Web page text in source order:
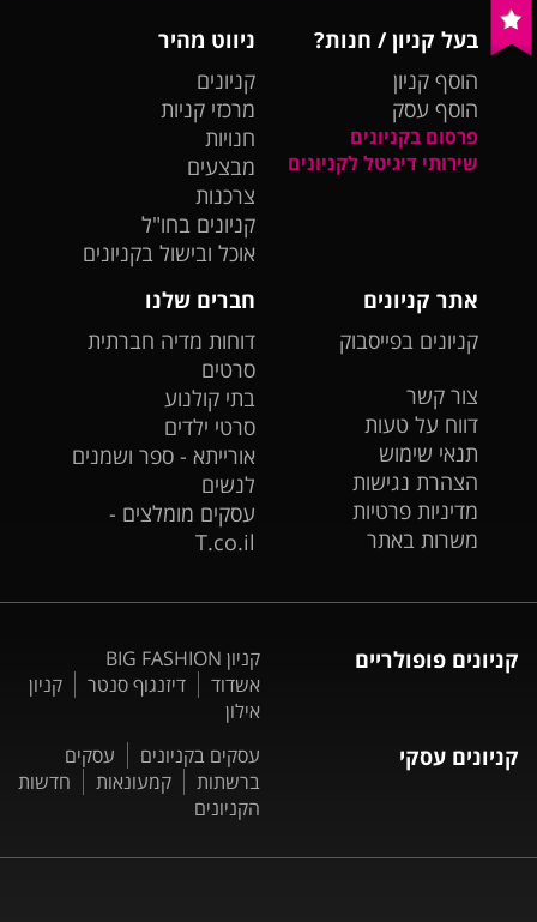
בעל קניון / חנות?
הוסף קניון
הוסף עסק
פרסום בקניונים
שירותי דיגיטל לקניונים
ניווט מהיר
קניונים
מרכזי קניות
חנויות
מבצעים
צרכנות
קניונים בחו"ל
אוכל ובישול בקניונים
אתר קניונים
קניונים בפייסבוק
צור קשר
דווח על טעות
תנאי שימוש
הצהרת נגישות
מדיניות פרטיות
משרות באתר
חברים שלנו
דוחות מדיה חברתית
סרטים
בתי קולנוע
סרטי ילדים
אורייתא - ספר ושמנים
לנשים
עסקים מומלצים -
T.co.il
קניונים פופולריים
קניון BIG FASHION
אשדוד
דיזנגוף סנטר
קניון
אילון
קניונים עסקי עסקים בקניונים
עסקים
ברשתות
קמעונאות
חדשות
הקניונים